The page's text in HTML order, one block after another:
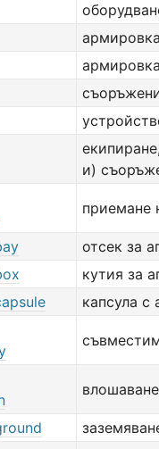
армировка
и)
приемане
отсек за
кутия за
капсула с